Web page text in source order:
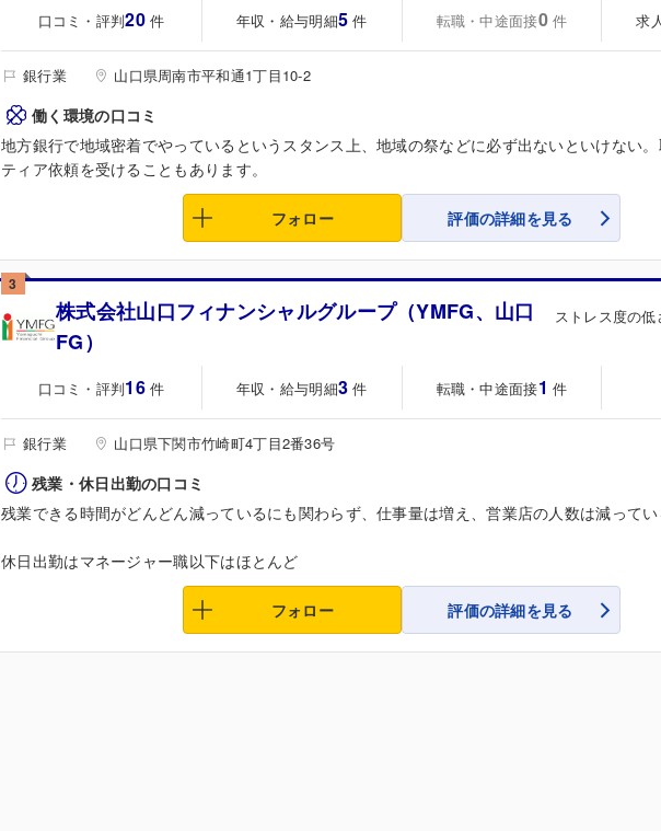
口コミ・評判20 件 年収・給与明細5 件 転職・中途面接0 件 求
銀行業 山口県周南市平和通1丁目10-2
働く環境の口コミ
地方銀行で地域密着でやっているというスタンス上、地域の祭などに必ず出ないといけない
ティア依頼を受けることもあります。
フォロー 評価の詳細を見る
3
株式会社山口フィナンシャルグループ（YMFG、山口
FG）
ストレス度の低
口コミ・評判16 件 年収・給与明細3 件 転職・中途面接1 件
銀行業 山口県下関市竹崎町4丁目2番36号
残業・休日出勤の口コミ
残業できる時間がどんどん減っているにも関わらず、仕事量は増え、営業店の人数は減ってい
休日出勤はマネージャー職以下はほとんど
フォロー 評価の詳細を見る